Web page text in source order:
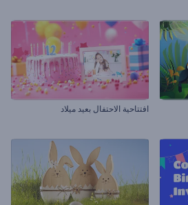
افتتاحية الاحتفال بعيد ميلاد